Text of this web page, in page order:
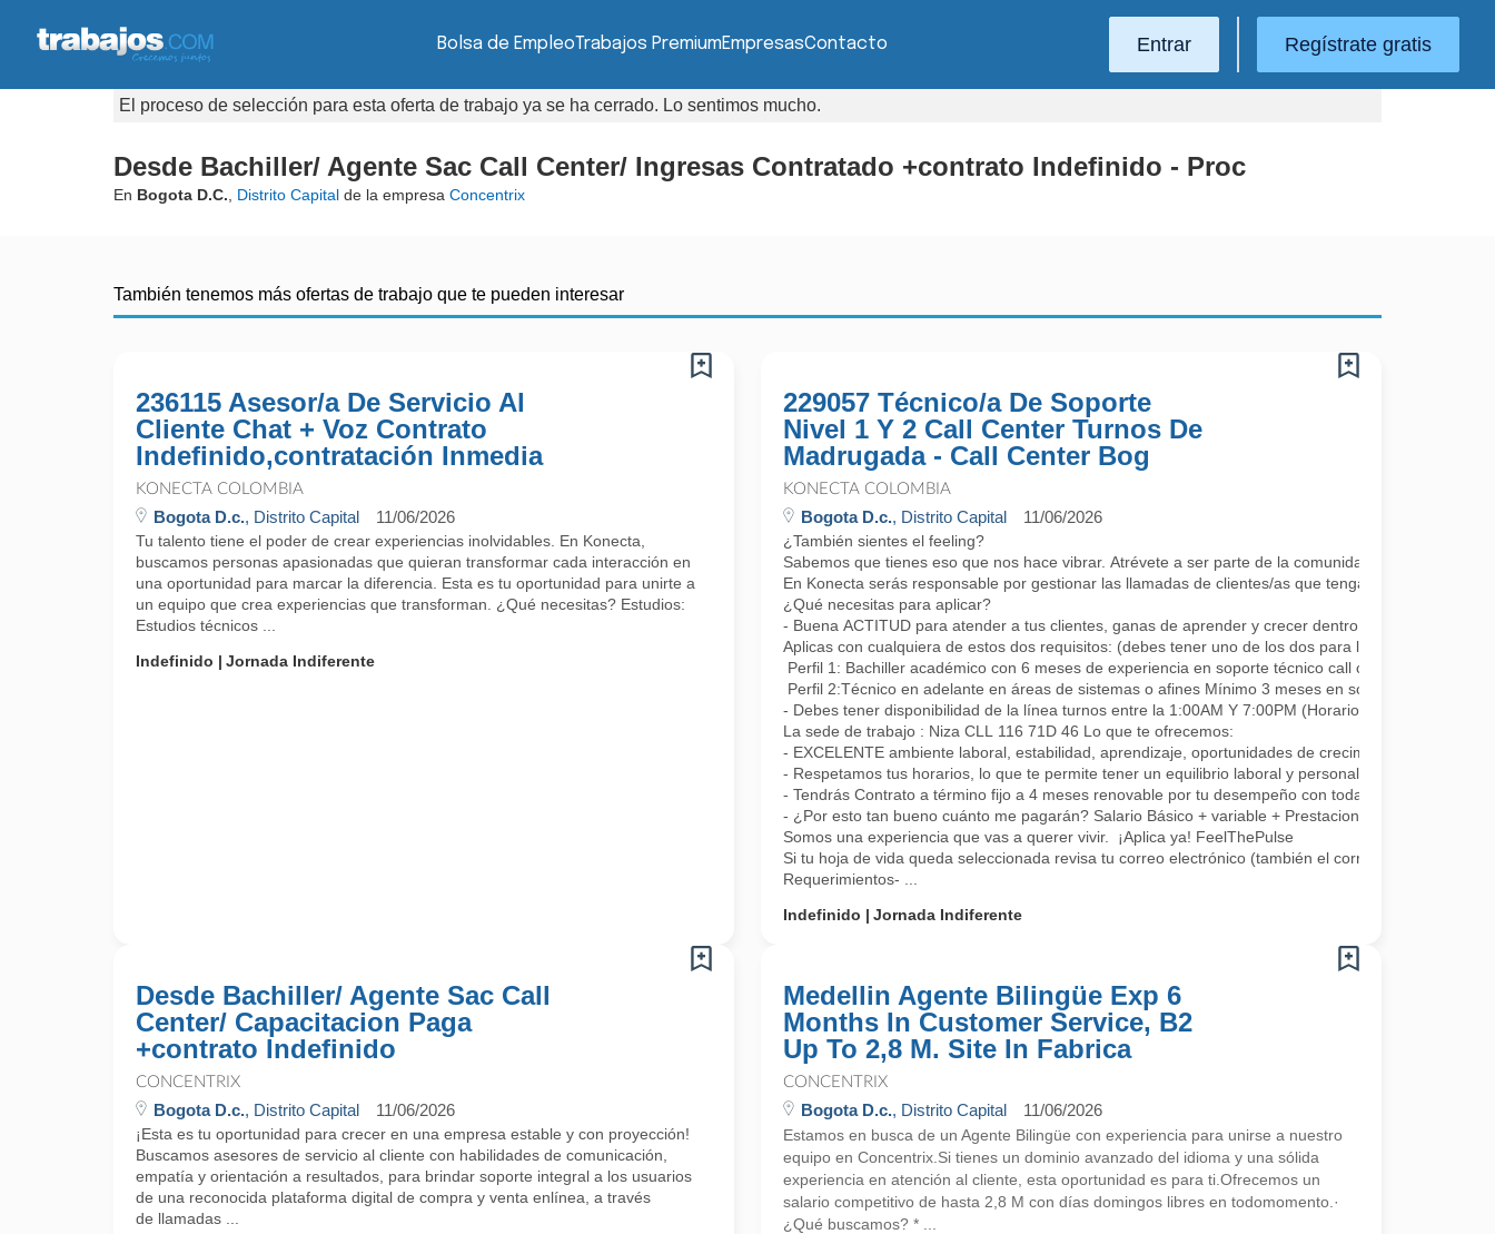
Bolsa de EmpleoTrabajos PremiumEmpresasContacto Entrar Regístrate gratis
El proceso de selección para esta oferta de trabajo ya se ha cerrado. Lo sentimos mucho.
Desde Bachiller/ Agente Sac Call Center/ Ingresas Contratado +contrato Indefinido - Proc
En Bogota D.C. Distrito Capital de la empresa Concentrix
También tenemos más ofertas de trabajo que te pueden interesar
236115 Asesor/a De Servicio Al
Cliente Chat + Voz Contrato
Indefinido,contratación Inmedia
KONECTA COLOMBIA
Bogota D.c., Distrito Capital 11/06/2026
Tu talento tiene el poder de crear experiencias inolvidables. En Konecta,
buscamos personas apasionadas que quieran transformar cada interacción en
una oportunidad para marcar la diferencia. Esta es tu oportunidad para unirte a
un equipo que crea experiencias que transforman. ¿Qué necesitas? Estudios:
Estudios técnicos ...
Indefinido
Jornada Indiferente
229057 Técnico/a De Soporte
Nivel 1 Y 2 Call Center Turnos De
Madrugada - Call Center Bog
KONECTA COLOMBIA
Bogota D.c., Distrito Capital 11/06/2026
¿También sientes el feeling?
Sabemos que tienes eso que nos hace vibrar. Atrévete a ser parte de la comunidad más cool; lo
En Konecta serás responsable por gestionar las llamadas de clientes/as que tengan algún
¿Qué necesitas para aplicar?
- Buena ACTITUD para atender a tus clientes, ganas de aprender y crecer dentro de la compañía
Aplicas con cualquiera de estos dos requisitos: (debes tener uno de los dos para la continuidad, se
Perfil 1: Bachiller académico con 6 meses de experiencia en soporte técnico call center.
Perfil 2:Técnico en adelante en áreas de sistemas o afines Mínimo 3 meses en soporte o áreas
- Debes tener disponibilidad de la línea turnos entre la 1:00AM Y 7:00PM (Horarios rotativos, 1 día
La sede de trabajo : Niza CLL 116 71D 46 Lo que te ofrecemos:
- EXCELENTE ambiente laboral, estabilidad, aprendizaje, oportunidades de crecimiento, tenemos
- Respetamos tus horarios, lo que te permite tener un equilibrio laboral y personal
- Tendrás Contrato a término fijo a 4 meses renovable por tu desempeño con todas las prestaciones
- ¿Por esto tan bueno cuánto me pagarán? Salario Básico + variable + Prestaciones por ley.
Somos una experiencia que vas a querer vivir. ¡Aplica ya! FeelThePulse
Si tu hoja de vida queda seleccionada revisa tu correo electrónico (también el correo no deseado)
Requerimientos- ...
Indefinido
Jornada Indiferente
Desde Bachiller/ Agente Sac Call
Center/ Capacitacion Paga
+contrato Indefinido
CONCENTRIX
Bogota D.c., Distrito Capital 11/06/2026
¡Esta es tu oportunidad para crecer en una empresa estable y con proyección!
Buscamos asesores de servicio al cliente con habilidades de comunicación,
empatía y orientación a resultados, para brindar soporte integral a los usuarios
de una reconocida plataforma digital de compra y venta enlínea, a través
de llamadas ...
Medellin Agente Bilingüe Exp 6
Months In Customer Service, B2
Up To 2,8 M. Site In Fabrica
CONCENTRIX
Bogota D.c., Distrito Capital 11/06/2026
Estamos en busca de un Agente Bilingüe con experiencia para unirse a nuestro
equipo en Concentrix.Si tienes un dominio avanzado del idioma y una sólida
experiencia en atención al cliente, esta oportunidad es para ti.Ofrecemos un
salario competitivo de hasta 2,8 M con días domingos libres en todomomento.·
¿Qué buscamos? * ...